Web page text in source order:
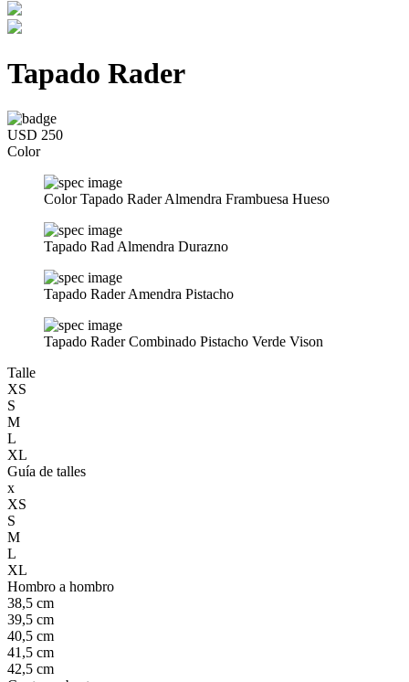
Tapado Rader
USD 250
Color
Color Tapado Rader Almendra Frambuesa Hueso
Tapado Rad Almendra Durazno
Tapado Rader Amendra Pistacho
Tapado Rader Combinado Pistacho Verde Vison
Talle
XS
S
M
L
XL
Guía de talles
x
XS
S
M
L
XL
Hombro a hombro
38,5 cm
39,5 cm
40,5 cm
41,5 cm
42,5 cm